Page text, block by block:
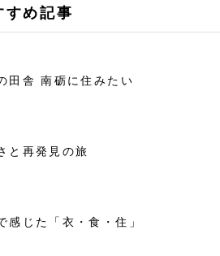
すめ記事
田舎 南砺に住みたい
と再発見の旅
感じた「衣・食・住」